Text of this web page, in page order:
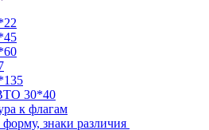
30*40
к флагам
знаки различия